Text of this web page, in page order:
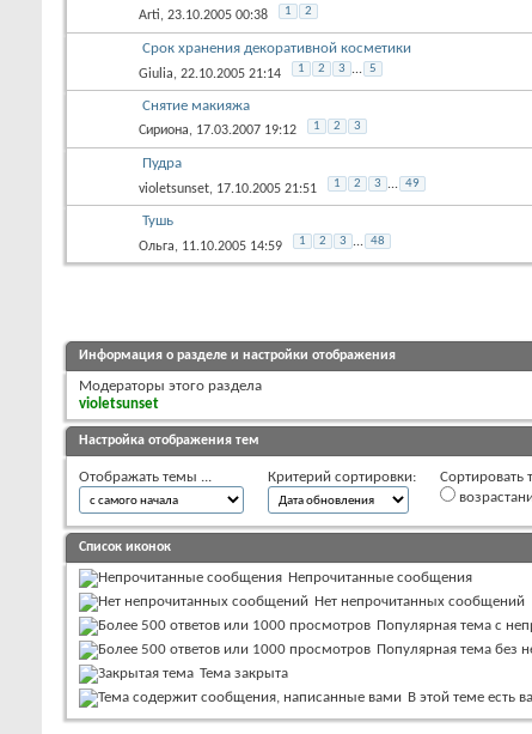
Arti, 23.10.2005 00:38 1 2
Срок хранения декоративной косметики
Giulia, 22.10.2005 21:14 1 2 3 ... 5
Снятие макияжа
Сириона, 17.03.2007 19:12 1 2 3
Пудра
violetsunset, 17.10.2005 21:51 1 2 3 ... 49
Тушь
Ольга, 11.10.2005 14:59 1 2 3 ... 48
Информация о разделе и настройки отображения
Модераторы этого раздела
violetsunset
Настройка отображения тем
Отображать темы ... Критерий сортировки:
Сортировать
Список иконок
Непрочитанные сообщения
Нет непрочитанных сообщений
Популярная тема с
Популярная тема без
Тема закрыта
В этой теме есть